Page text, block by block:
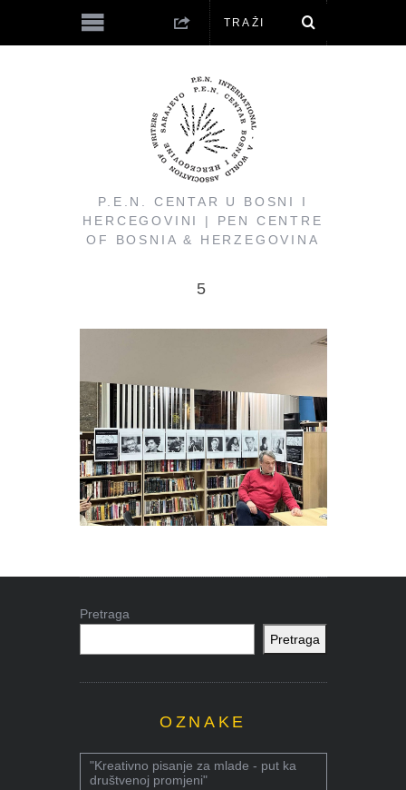
P.E.N. CENTAR U BOSNI I
HERCEGOVINI | PEN CENTRE
OF BOSNIA & HERZEGOVINA
5
Pretraga
Pretraga
OZNAKE
"Kreativno pisanje za mlade - put ka
društvenoj promjeni"